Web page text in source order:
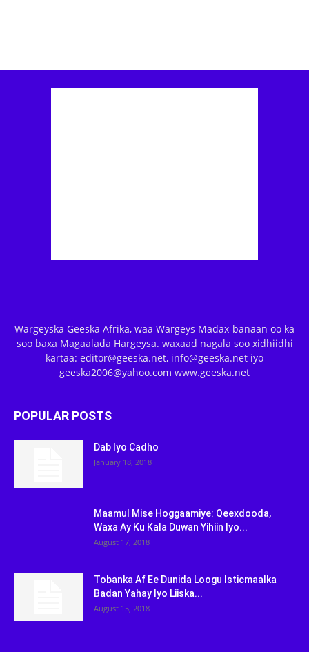
Wargeyska Geeska Afrika, waa Wargeys Madax-banaan oo ka
soo baxa Magaalada Hargeysa. waxaad nagala soo xidhiidhi
kartaa: editor@geeska.net, info@geeska.net iyo
geeska2006@yahoo.com www.geeska.net
POPULAR POSTS
Dab Iyo Cadho
January 18, 2018
Maamul Mise Hoggaamiye: Qeexdooda,
Waxa Ay Ku Kala Duwan Yihiin Iyo...
August 17, 2018
Tobanka Af Ee Dunida Loogu Isticmaalka
Badan Yahay Iyo Liiska...
August 15, 2018